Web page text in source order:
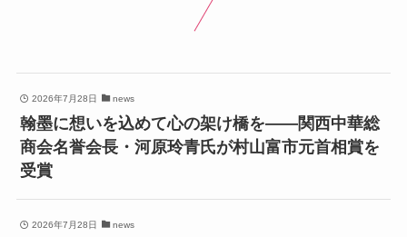
2026年7月28日 news
翰墨に想いを込めて心の架け橋を——関西中華総
商会名誉会長・河原玲青氏が村山富市元首相賞を
受賞
2026年7月28日 news